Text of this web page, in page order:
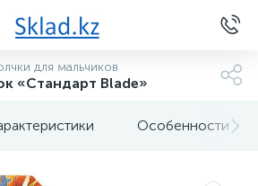
для мальчиков
«Стандарт Blade»
Особенности